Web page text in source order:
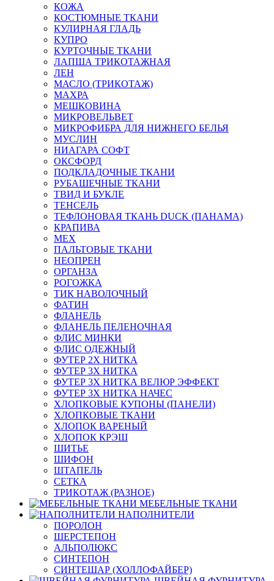
КОЖА
КОСТЮМНЫЕ ТКАНИ
КУЛИРНАЯ ГЛАДЬ
КУПРО
КУРТОЧНЫЕ ТКАНИ
ЛАПША ТРИКОТАЖНАЯ
ЛЕН
МАСЛО (ТРИКОТАЖ)
МАХРА
МЕШКОВИНА
МИКРОВЕЛЬВЕТ
МИКРОФИБРА ДЛЯ НИЖНЕГО БЕЛЬЯ
МУСЛИН
НИАГАРА СОФТ
ОКСФОРД
ПОДКЛАДОЧНЫЕ ТКАНИ
РУБАШЕЧНЫЕ ТКАНИ
ТВИД И БУКЛЕ
ТЕНСЕЛЬ
ТЕФЛОНОВАЯ ТКАНЬ DUCK (ПАНАМА)
КРАПИВА
МЕХ
ПАЛЬТОВЫЕ ТКАНИ
НЕОПРЕН
ОРГАНЗА
РОГОЖКА
ТИК НАВОЛОЧНЫЙ
ФАТИН
ФЛАНЕЛЬ
ФЛАНЕЛЬ ПЕЛЕНОЧНАЯ
ФЛИС МИНКИ
ФЛИС ОДЕЖНЫЙ
ФУТЕР 2Х НИТКА
ФУТЕР 3Х НИТКА
ФУТЕР 3Х НИТКА ВЕЛЮР ЭФФЕКТ
ФУТЕР 3Х НИТКА НАЧЕС
ХЛОПКОВЫЕ КУПОНЫ (ПАНЕЛИ)
ХЛОПКОВЫЕ ТКАНИ
ХЛОПОК ВАРЕНЫЙ
ХЛОПОК КРЭШ
ШИТЬЕ
ШИФОН
ШТАПЕЛЬ
СЕТКА
ТРИКОТАЖ (РАЗНОЕ)
МЕБЕЛЬНЫЕ ТКАНИ
НАПОЛНИТЕЛИ
ПОРОЛОН
ШЕРСТЕПОН
АЛЬПОЛЮКС
СИНТЕПОН
СИНТЕШАР (ХОЛЛОФАЙБЕР)